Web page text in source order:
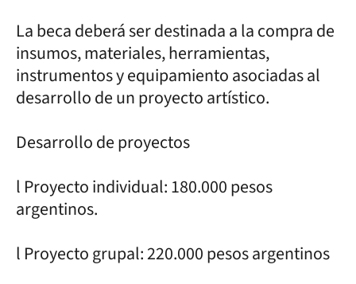
La beca deberá ser destinada a la compra de
insumos, materiales, herramientas,
instrumentos y equipamiento asociadas al
desarrollo de un proyecto artístico.
Desarrollo de proyectos
l Proyecto individual: 180.000 pesos
argentinos.
l Proyecto grupal: 220.000 pesos argentinos